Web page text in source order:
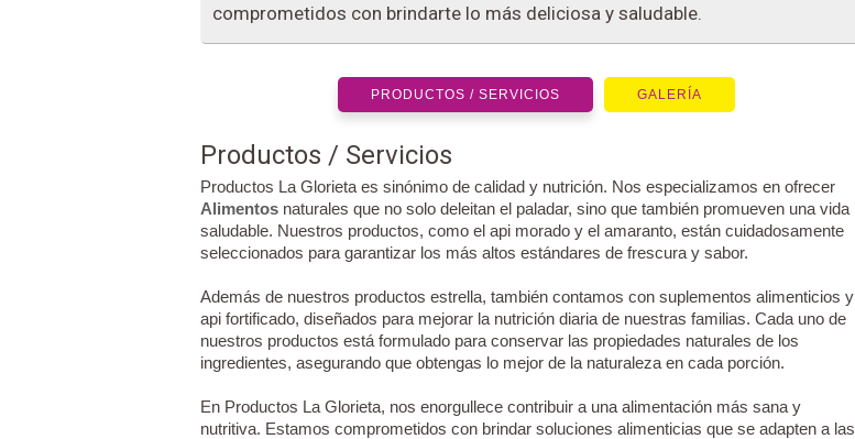
comprometidos con brindarte lo más deliciosa y saludable.
PRODUCTOS / SERVICIOS GALERÍA
Productos / Servicios
Productos La Glorieta es sinónimo de calidad y nutrición. Nos especializamos en ofrecer
Alimentos naturales que no solo deleitan el paladar, sino que también promueven una vida
saludable. Nuestros productos, como el api morado y el amaranto, están cuidadosamente
seleccionados para garantizar los más altos estándares de frescura y sabor.
Además de nuestros productos estrella, también contamos con suplementos alimenticios y
api fortificado, diseñados para mejorar la nutrición diaria de nuestras familias. Cada uno de
nuestros productos está formulado para conservar las propiedades naturales de los
ingredientes, asegurando que obtengas lo mejor de la naturaleza en cada porción.
En Productos La Glorieta, nos enorgullece contribuir a una alimentación más sana y
nutritiva. Estamos comprometidos con brindar soluciones alimenticias que se adapten a las